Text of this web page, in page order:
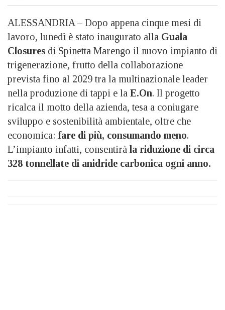
ALESSANDRIA – Dopo appena cinque mesi di
lavoro, lunedì è stato inaugurato alla Guala
Closures di Spinetta Marengo il nuovo impianto di
trigenerazione, frutto della collaborazione
prevista fino al 2029 tra la multinazionale leader
nella produzione di tappi e la E.On. Il progetto
ricalca il motto della azienda, tesa a coniugare
sviluppo e sostenibilità ambientale, oltre che
economica: fare di più, consumando meno.
L’impianto infatti, consentirà la riduzione di circa
328 tonnellate di anidride carbonica ogni anno.